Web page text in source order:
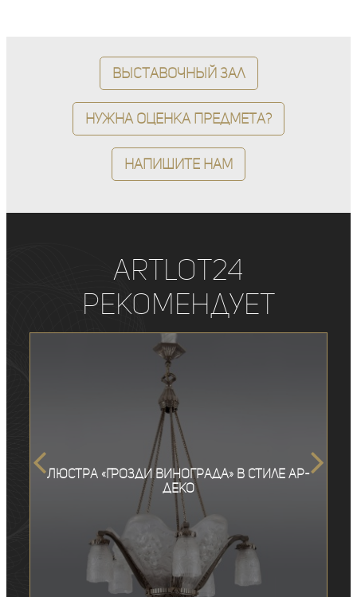
Выставочный зал
Нужна оценка предмета?
Напишите нам
ArtLot24
рекомендует
Люстра «Грозди винограда» в стиле ар-
деко